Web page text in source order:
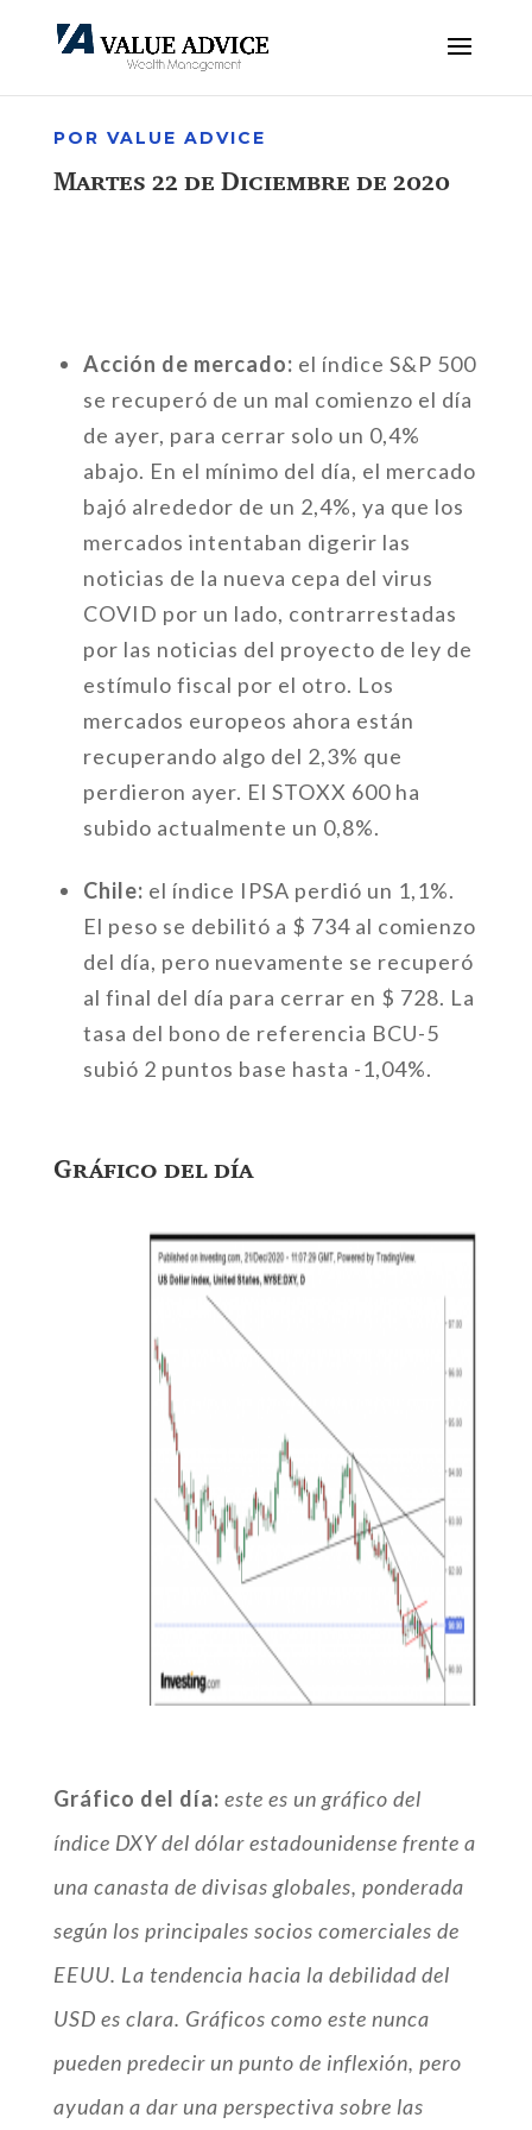
POR VALUE ADVICE
Martes 22 de Diciembre de 2020
Acción de mercado: el índice S&P 500
se recuperó de un mal comienzo el día
de ayer, para cerrar solo un 0,4%
abajo. En el mínimo del día, el mercado
bajó alrededor de un 2,4%, ya que los
mercados intentaban digerir las
noticias de la nueva cepa del virus
COVID por un lado, contrarrestadas
por las noticias del proyecto de ley de
estímulo fiscal por el otro. Los
mercados europeos ahora están
recuperando algo del 2,3% que
perdieron ayer. El STOXX 600 ha
subido actualmente un 0,8%.
Chile: el índice IPSA perdió un 1,1%.
El peso se debilitó a $ 734 al comienzo
del día, pero nuevamente se recuperó
al final del día para cerrar en $ 728. La
tasa del bono de referencia BCU-5
subió 2 puntos base hasta -1,04%.
Gráfico del día
Gráfico del día: este es un gráfico del
índice DXY del dólar estadounidense frente a
una canasta de divisas globales, ponderada
según los principales socios comerciales de
EEUU. La tendencia hacia la debilidad del
USD es clara. Gráficos como este nunca
pueden predecir un punto de inflexión, pero
ayudan a dar una perspectiva sobre las